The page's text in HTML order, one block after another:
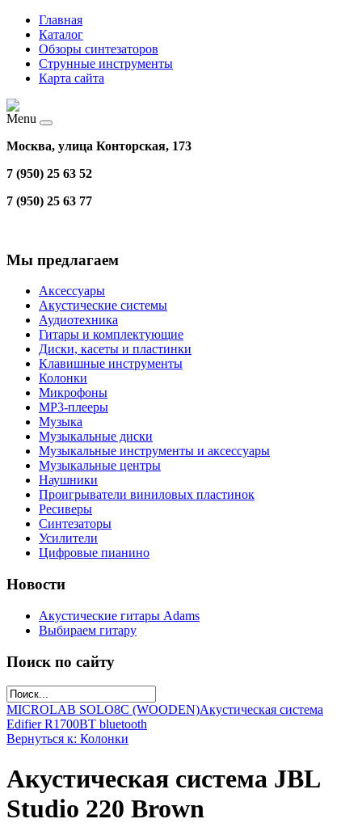
Главная
Каталог
Обзоры синтезаторов
Струнные инструменты
Карта сайта
Menu
Москва, улица Конторская, 173
7 (950) 25 63 52
7 (950) 25 63 77
Мы предлагаем
Аксессуары
Акустические системы
Аудиотехника
Гитары и комплектующие
Диски, касеты и пластинки
Клавишные инструменты
Колонки
Микрофоны
МР3-плееры
Музыка
Музыкальные диски
Музыкальные инструменты и аксессуары
Музыкальные центры
Наушники
Проигрыватели виниловых пластинок
Ресиверы
Синтезаторы
Усилители
Цифровые пианино
Новости
Акустические гитары Adams
Выбираем гитару
Поиск по сайту
MICROLAB SOLO8C (WOODEN)Акустическая система
Edifier R1700BT bluetooth
Вернуться к: Колонки
Акустическая система JBL
Studio 220 Brown